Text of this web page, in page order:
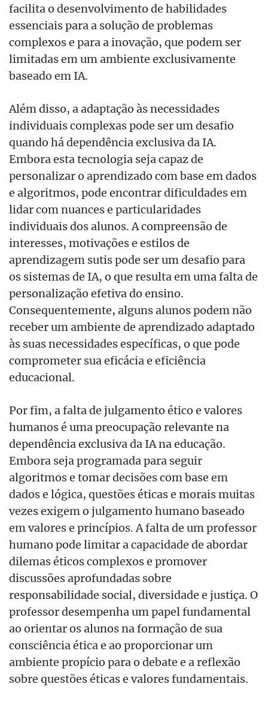
facilita o desenvolvimento de habilidades
essenciais para a solução de problemas
complexos e para a inovação, que podem ser
limitadas em um ambiente exclusivamente
baseado em IA.
Além disso, a adaptação às necessidades
individuais complexas pode ser um desafio
quando hádependência exclusiva da IA.
Embora esta tecnologia seja capaz de
personalizar o aprendizado com base em dados
e algoritmos, pode encontrar dificuldades em
lidar com nuances e particularidades
individuais dos alunos. A compreensão de
interesses, motivações e estilos de
aprendizagem sutis pode ser um desafio para
os sistemas de IA, o que resulta em uma falta de
personalização efetiva do ensino.
Consequentemente, alguns alunos podem não
receber um ambiente de aprendizado adaptado
às suas necessidades específicas, o que pode
comprometer sua eficácia e eficiência
educacional.
Por fim, a falta de julgamento ético e valores
humanosé uma preocupação relevante na
dependência exclusiva da IA na educação.
Embora seja programada para seguir
algoritmos e tomar decisões com base em
dados e lógica, questões éticas e morais muitas
vezes exigem o julgamento humano baseado
em valores e princípios. A falta de um professor
humano pode limitar a capacidade de abordar
dilemaséticos complexos e promover
discussões aprofundadas sobre
responsabilidade social, diversidade e justiça. O
professor desempenha um papel fundamental
ao orientar os alunos na formação de sua
consciênciaética e ao proporcionar um
ambiente propício para o debate e a reflexão
sobre questões éticas e valores fundamentais.